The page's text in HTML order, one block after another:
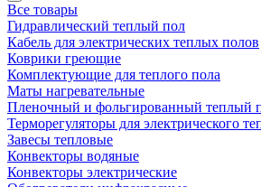
Все товары
Гидравлический теплый пол
Кабель для электрических теплых полов
Коврики греющие
Комплектующие для теплого пола
Маты нагревательные
Пленочный и фольгированный теплый
Терморегуляторы для электрического
Завесы тепловые
Конвекторы водяные
Конвекторы электрические